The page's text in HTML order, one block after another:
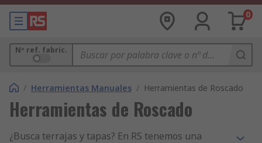
0
Nº ref. fabric.
/ Herramientas Manuales / Herramientas de Roscado
Herramientas de Roscado
¿Busca terrajas y tapas? En RS tenemos una